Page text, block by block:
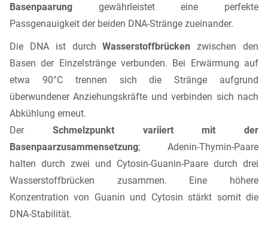
Basenpaarung gewährleistet eine perfekte
Passgenauigkeit der beiden DNA-Stränge zueinander.
Die DNA ist durchWasserstoffbrücken zwischen den
Basen der Einzelstränge verbunden. Bei Erwärmung auf
etwa 90°C trennen sich die Stränge aufgrund
überwundener Anziehungskräfte und verbinden sich nach
Abkühlung erneut.
Der Schmelzpunkt variiert mit der
Basenpaarzusammensetzung; Adenin-Thymin-Paare
halten durch zwei und Cytosin-Guanin-Paare durch drei
Wasserstoffbrücken zusammen. Eine höhere
Konzentration von Guanin und Cytosin stärkt somit die
DNA-Stabilität.